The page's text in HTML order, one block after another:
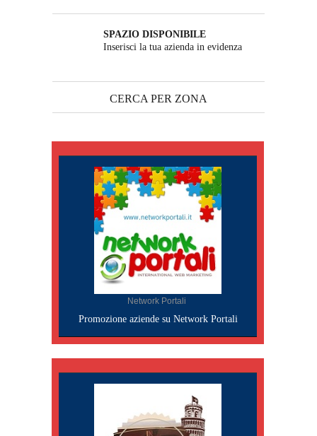
SPAZIO DISPONIBILE
Inserisci la tua azienda in evidenza
CERCA PER ZONA
Network Portali
Promozione aziende su Network Portali